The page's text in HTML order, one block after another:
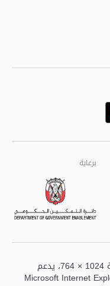
برعاية
أفضل عرض لهذا الموقع هو دقة الشاشة 1024 × 764، يدعم
Microsoft Internet